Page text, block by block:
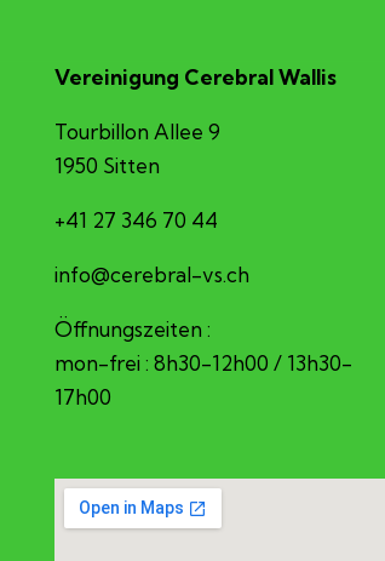
Vereinigung Cerebral Wallis
Tourbillon Allee 9
1950 Sitten
+41 27 346 70 44
hc.sv-larberec@ofni
Öffnungszeiten :
mon-frei : 8h30-12h00 / 13h30-
17h00